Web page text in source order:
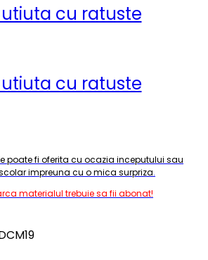
cu ratuste
cu ratuste
poate fi oferita cu ocazia inceputului sau
impreuna cu o mica surpriza.
materialul trebuie sa fii abonat!